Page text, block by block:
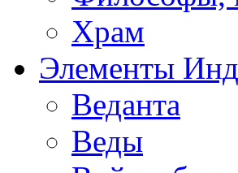
Храм
Элементы
Веданта
Веды